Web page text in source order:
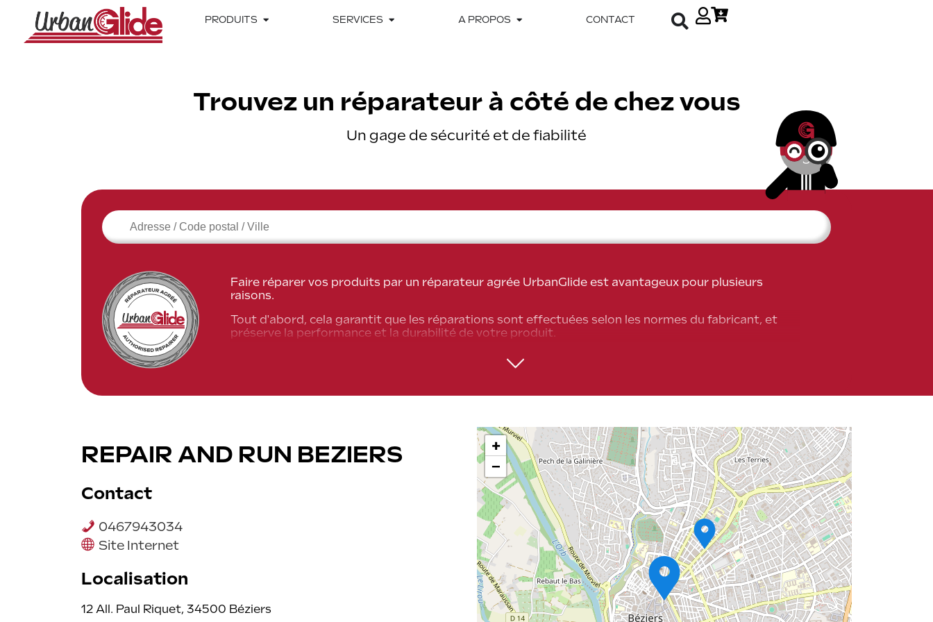
PRODUITS SERVICES A PROPOS CONTACT
Trouvez un réparateur à côté de chez vous
Un gage de sécurité et de fiabilité
Faire réparer vos produits par un réparateur agrée UrbanGlide est avantageux pour plusieurs
raisons.
Tout d'abord, cela garantit que les réparations sont effectuées selon les normes du fabricant, et
préserve la performance et la durabilité de votre produit.
Ensuite, un réparateur agréé possède l'expertise spécifique à la marque, ce qui minimise les risques
de dommages supplémentaires lors des réparations.
En outre, opter pour un service agréé permet de maintenir votre garantie, évitant ainsi toute
Finalement, c'est aussi un gage de sécurité et de fiabilité.
REPAIR AND RUN BEZIERS
Contact
0467943034
Site Internet
Localisation
12 All. Paul Riquet, 34500 Béziers
+
−